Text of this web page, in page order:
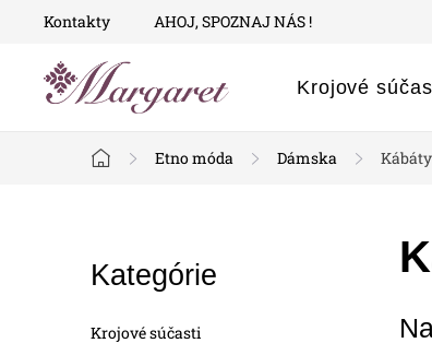
PrejsťKontakty AHOJ, SPOZNAJ NÁS !
Krojové
Domov
Etno móda Dámska Kábáty
o
č
Preskočiť
kategórie
Kategórie
Krojové súčasti